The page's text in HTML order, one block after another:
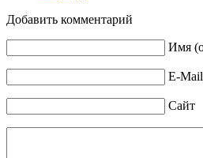
Добавить комментарий
Имя
E-Mail
Сайт